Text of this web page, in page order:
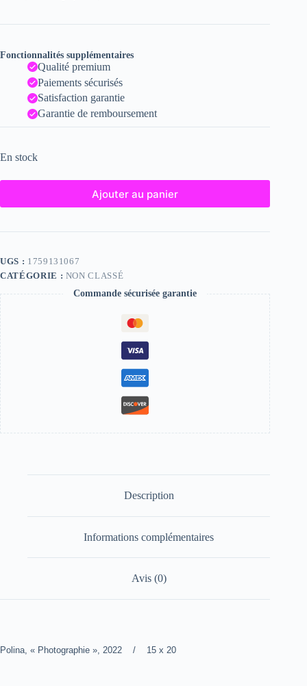
Fonctionnalités supplémentaires
Qualité premium
Paiements sécurisés
Satisfaction garantie
Garantie de remboursement
En stock
Ajouter au panier
UGS : 1759131067
CATÉGORIE : NON CLASSÉ
Commande sécurisée garantie
Description
Informations complémentaires
Avis (0)
Polina, « Photographie », 2022 / 15 x 20